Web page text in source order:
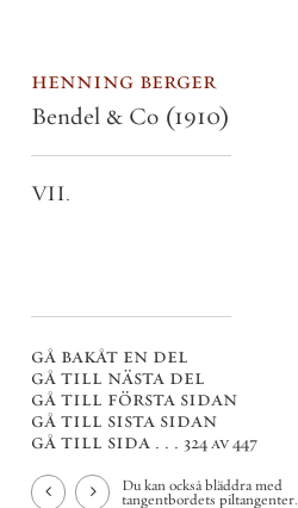
henning berger
Bendel & Co (1910)
VII.
gå bakåt en del
gå till nästa del
gå till första sidan
gå till sista sidan
gå till sida . . . 324 av 447
Du kan också bläddra med
tangentbordets piltangenter.